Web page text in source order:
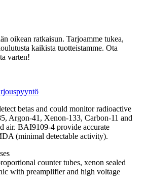
oikean ratkaisun. Tarjoamme tukea,
kaikista tuotteistamme. Ota
varten!
betas and could monitor radioactive
Argon-41, Xenon-133, Carbon-11 and
air. BAI9109-4 provide accurate
(minimal detectable activity).
counter tubes, xenon sealed
with preamplifier and high voltage